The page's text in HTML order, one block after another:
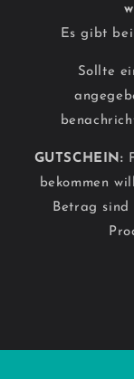
Es gibt
Sollte
GUTSCHEIN:
bekommen
Betrag sind